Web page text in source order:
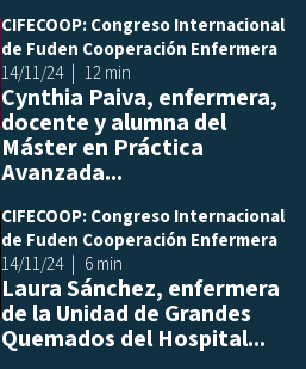
CIFECOOP: Congreso Internacional
de Fuden Cooperación Enfermera
14/11/24
12 min
Cynthia Paiva, enfermera,
docente y alumna del
Máster en Práctica
Avanzada...
CIFECOOP: Congreso Internacional
de Fuden Cooperación Enfermera
14/11/24
6 min
Laura Sánchez, enfermera
de la Unidad de Grandes
Quemados del Hospital...